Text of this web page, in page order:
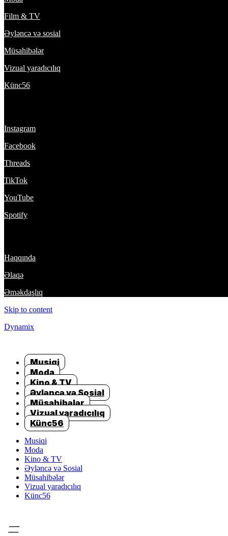
Film & TV
Əyləncə və sosial
Müsahibələr
Vizual yaradıcılıq
Künc56
Instagram
Facebook
Threads
TikTok
YouTube
Spotify
Haqqında
Əlaqə
Əməkdaşlıq
Skip to content
Dynamix
Musiqi
Moda
Kino & TV
Əyləncə və Sosial
Müsahibələr
Vizual yaradıcılıq
Künc56
Musiqi
Moda
Kino & TV
Əyləncə və Sosial
Müsahibələr
Vizual yaradıcılıq
Künc56
=